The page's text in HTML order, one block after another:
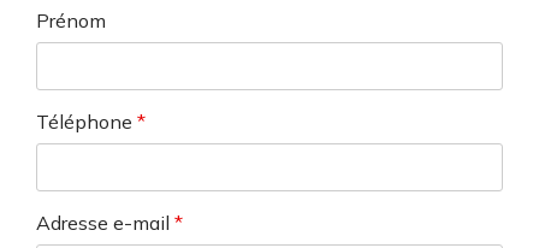
Prénom
Téléphone *
Adresse e-mail *